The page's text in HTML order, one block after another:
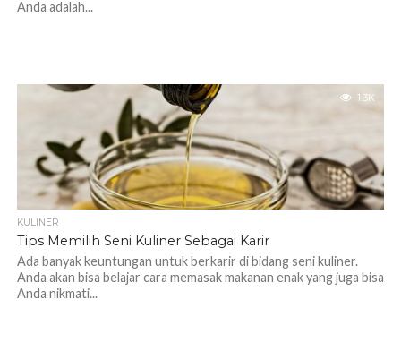
Anda adalah...
1.3K
KULINER
Tips Memilih Seni Kuliner Sebagai Karir
Ada banyak keuntungan untuk berkarir di bidang seni kuliner.
Anda akan bisa belajar cara memasak makanan enak yang juga bisa
Anda nikmati...